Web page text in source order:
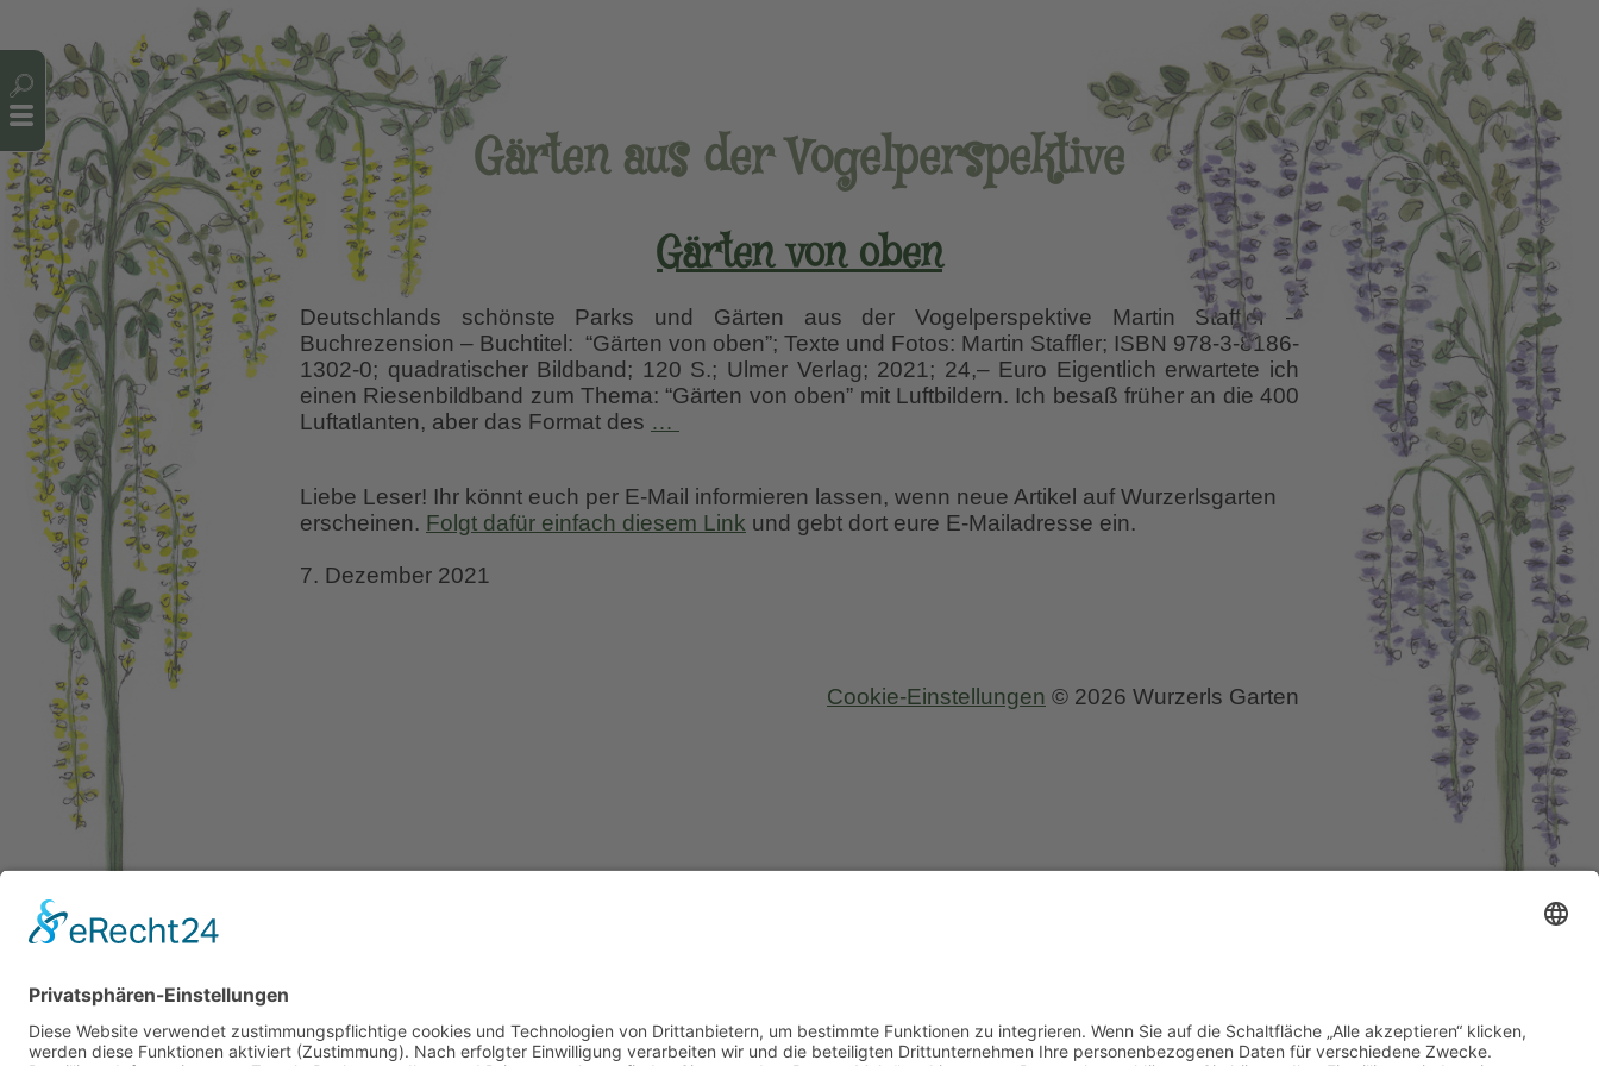
Gärten aus der Vogelperspektive
Gärten von oben
Deutschlands schönste Parks und Gärten aus der Vogelperspektive Martin Staffler –
Buchrezension – Buchtitel: “Gärten von oben”; Texte und Fotos: Martin Staffler; ISBN 978-3-8186-
1302-0; quadratischer Bildband; 120 S.; Ulmer Verlag; 2021; 24,– Euro Eigentlich erwartete ich
einen Riesenbildband zum Thema: “Gärten von oben” mit Luftbildern. Ich besaß früher an die 400
Luftatlanten, aber das Format des …
Liebe Leser! Ihr könnt euch per E-Mail informieren lassen, wenn neue Artikel auf Wurzerlsgarten
erscheinen. Folgt dafür einfach diesem Link und gebt dort eure E-Mailadresse ein.
7. Dezember 2021
Cookie-Einstellungen © 2026 Wurzerls Garten
Cookie-Einstellungen